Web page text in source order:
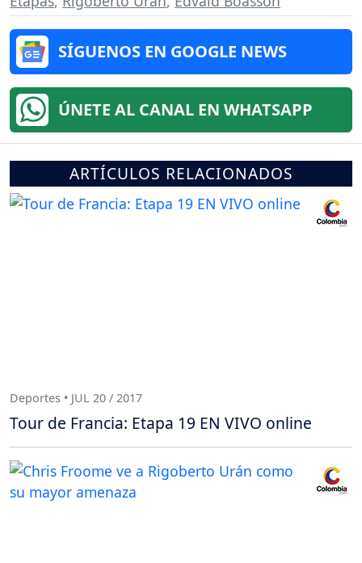
SÍGUENOS EN GOOGLE NEWS
ÚNETE AL CANAL EN WHATSAPP
ARTÍCULOS RELACIONADOS
Deportes • JUL 20 / 2017
Tour de Francia: Etapa 19 EN VIVO online